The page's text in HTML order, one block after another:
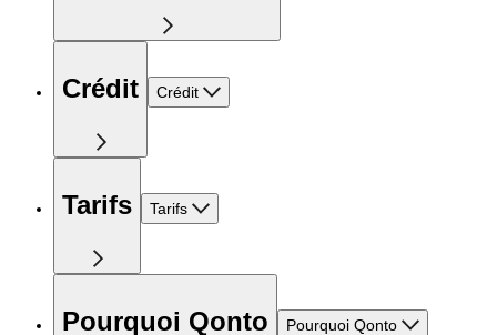
Crédit Crédit
Tarifs Tarifs
Pourquoi Qonto Pourquoi Qonto